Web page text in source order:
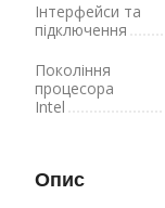
Інтерфейси та
підключення
Покоління
процесора
Intel
Опис